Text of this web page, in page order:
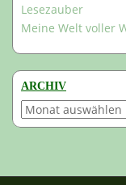
Lesezauber
Meine Welt voller
ARCHIV
Archiv